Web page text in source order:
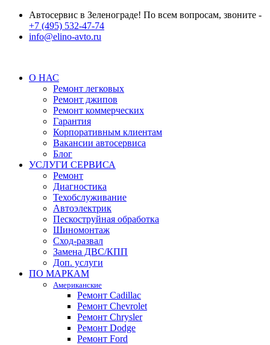
Автосервис в Зеленограде! По всем вопросам, звоните -
+7 (495) 532-47-74
info@elino-avto.ru
О НАС
Ремонт легковых
Ремонт джипов
Ремонт коммерческих
Гарантия
Корпоративным клиентам
Вакансии автосервиса
Блог
УСЛУГИ СЕРВИСА
Ремонт
Диагностика
Техобслуживание
Автоэлектрик
Пескоструйная обработка
Шиномонтаж
Сход-развал
Замена ДВС/КПП
Доп. услуги
ПО МАРКАМ
Американские
Ремонт Cadillac
Ремонт Chevrolet
Ремонт Chrysler
Ремонт Dodge
Ремонт Ford